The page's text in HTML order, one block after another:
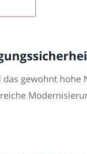
gewohnt hohe